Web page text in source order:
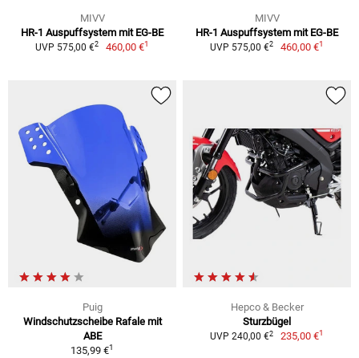
MIVV
HR-1 Auspuffsystem mit EG-BE
UVP 575,00 €2 460,00 €1
MIVV
HR-1 Auspuffsystem mit EG-BE
UVP 575,00 €2 460,00 €1
Puig
Windschutzscheibe Rafale mit
ABE
135,99 €1
Hepco & Becker
Sturzbügel
UVP 240,00 €2 235,00 €1